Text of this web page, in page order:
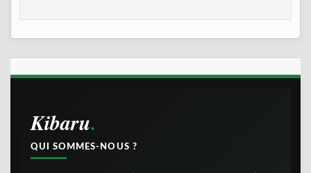
Kibaru
QUI SOMMES-NOUS ?